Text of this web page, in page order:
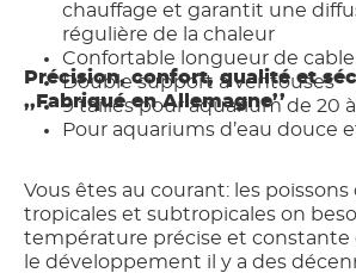
chauffage et garantit une
régulière de la chaleur
Confortable longueur de cable
Double support à ventouses
9 tailles pour aquarium de 20
Pour aquariums d’eau douce
Précision, confort, qualité et
,,Fabriqué en Allemagne’’
Vous êtes au courant: les poissons
tropicales et subtropicales on
température précise et constante
le développement il y a des